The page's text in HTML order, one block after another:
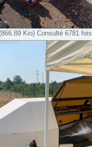
Kio) Consulté 6781 fois